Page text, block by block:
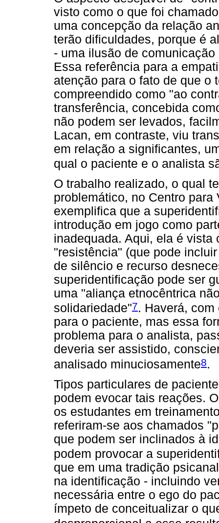
visto como o que foi
uma concepção da relação
terão dificuldades, porque é
- uma ilusão de
Essa referência para a
atenção para o fato de que o
compreendido como "ao
transferência, concebida
não podem ser levados,
Lacan, em contraste, viu
em relação a significantes,
qual o paciente e o analista
O trabalho realizado, o qual
problemático, no Centro
exemplifica que a
introdução em jogo como
inadequada. Aqui, ela é vista
"resistência" (que pode
de silêncio e recurso
superidentificação pode ser
uma "aliança etnocêntrica
solidariedade"7. Haverá,
para o paciente, mas essa
problema para o analista,
deveria ser assistido,
analisado minuciosamente8.
Tipos particulares de
podem evocar tais reações.
os estudantes em
referiram-se aos chamados
que podem ser inclinados à
podem provocar a
que em uma tradição
na identificação - incluindo
necessária entre o ego do
ímpeto de conceitualizar o